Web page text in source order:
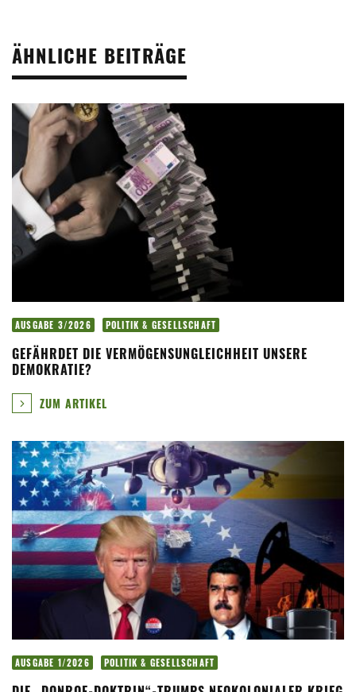
ÄHNLICHE BEITRÄGE
AUSGABE 3/2026 POLITIK & GESELLSCHAFT
GEFÄHRDET DIE VERMÖGENSUNGLEICHHEIT UNSERE
DEMOKRATIE?
ZUM ARTIKEL
AUSGABE 1/2026 POLITIK & GESELLSCHAFT